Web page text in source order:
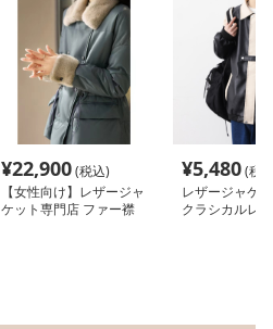
¥22,900(税込)
【女性向け】レザージャ
ケット専門店 ファー襟
¥5,480(税
レザージャケ
クラシカルレ